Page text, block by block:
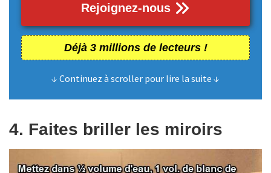
Rejoignez-nous
Déjà 3 millions de lecteurs !
↓ Continuez à scroller pour lire la suite ↓
4. Faites briller les miroirs